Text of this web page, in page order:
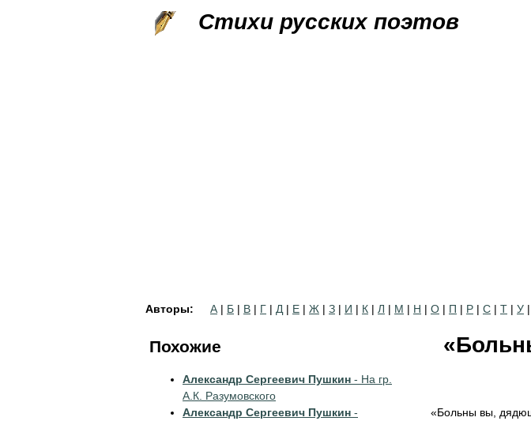
Стихи русских поэтов
Авторы: А | Б | В | Г | Д | Е | Ж | З | И | К | Л | М | Н | О | П | Р | С | Т | У |
«Больны вы,
Похожие
Александр Сергеевич Пушкин - На гр.
А.К. Разумовского
Александр Сергеевич Пушкин -